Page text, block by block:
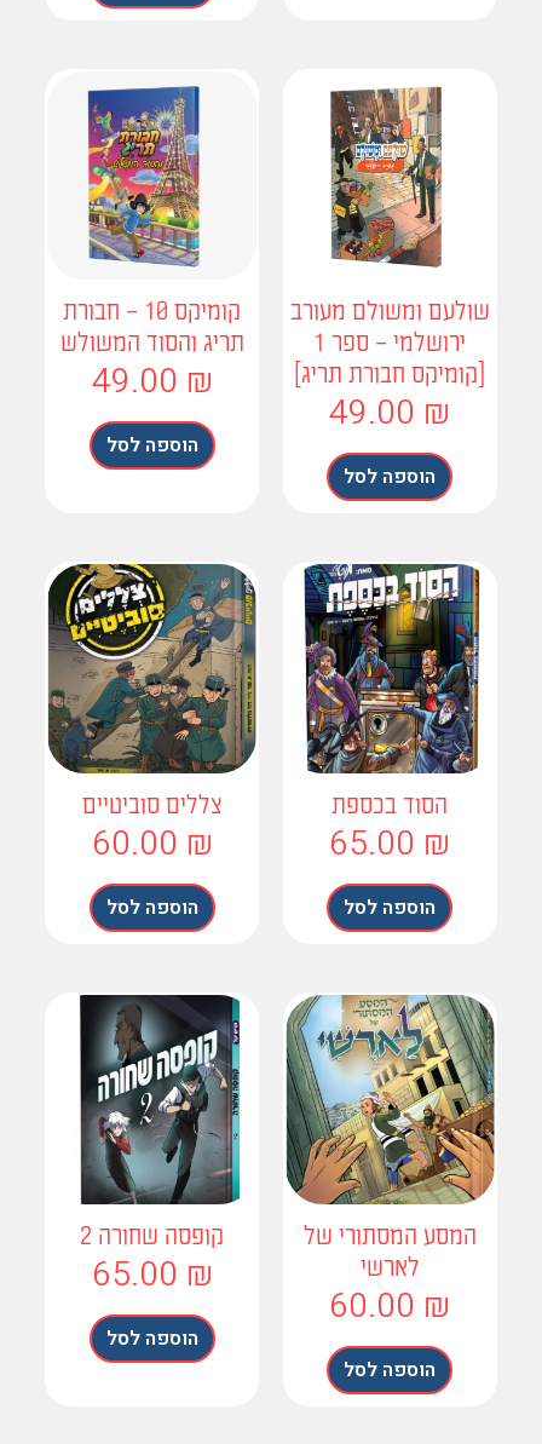
ומשולם מעורב
ירושלמי – ספר 1
חבורת תריג]
49.00
הוספה לסל
קומיקס 10 – חבורת
תריג והסוד המשולש
49.00
הוספה לסל
הסוד בכספת
65.00
הוספה לסל
צללים סוביטיים
60.00
הוספה לסל
המסע המסתורי של
60.00
הוספה לסל
קופסה שחורה 2
65.00
הוספה לסל